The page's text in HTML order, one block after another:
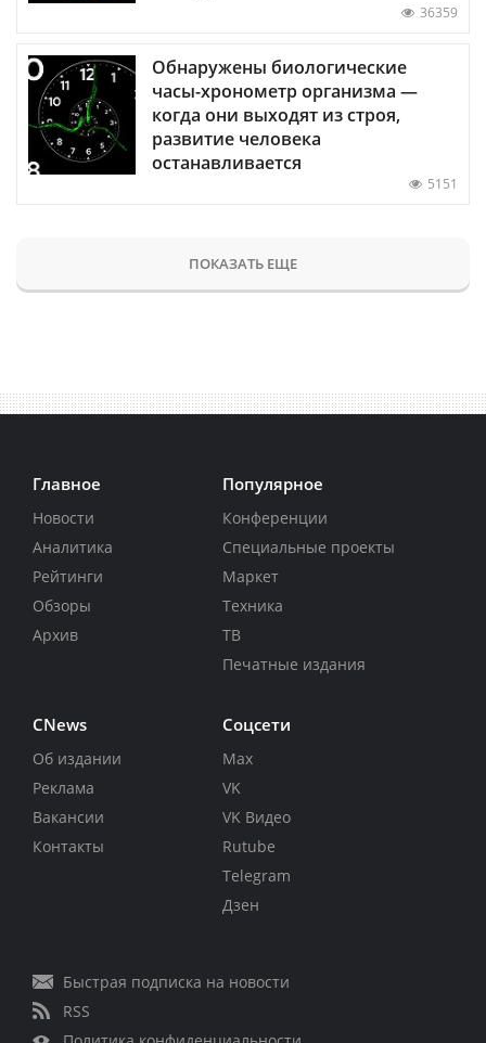
36359
Обнаружены биологические
часы-хронометр организма —
когда они выходят из строя,
развитие человека
останавливается
5151
ПОКАЗАТЬ ЕЩЕ
Главное
Новости
Аналитика
Рейтинги
Обзоры
Архив
Популярное
Конференции
Специальные проекты
Маркет
Техника
ТВ
Печатные издания
CNews
Об издании
Реклама
Вакансии
Контакты
Соцсети
Max
VK
VK Видео
Rutube
Telegram
Дзен
Быстрая подписка на новости
RSS